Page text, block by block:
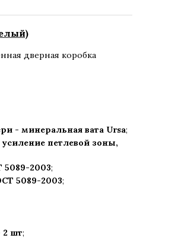
дверная коробка
- минеральная вата Ursa;
петлевой зоны,
5089-2003;
5089-2003;
2 шт;